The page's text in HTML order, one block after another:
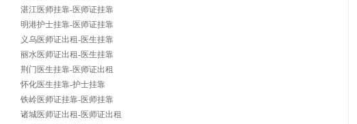
湛江医师挂靠-医师证挂靠
明港护士挂靠-医师证挂靠
义乌医师证出租-医生挂靠
丽水医师证出租-医生挂靠
荆门医生挂靠-医师证出租
怀化医生挂靠-护士挂靠
铁岭医师证挂靠-医师挂靠
诸城医师证出租-医师证出租